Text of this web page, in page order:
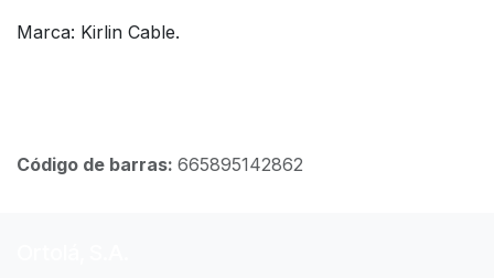
Marca: Kirlin Cable.
Código de barras: 665895142862